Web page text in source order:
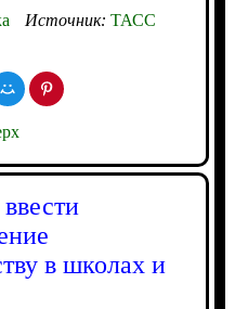
Источник: ТАСС
в школах и